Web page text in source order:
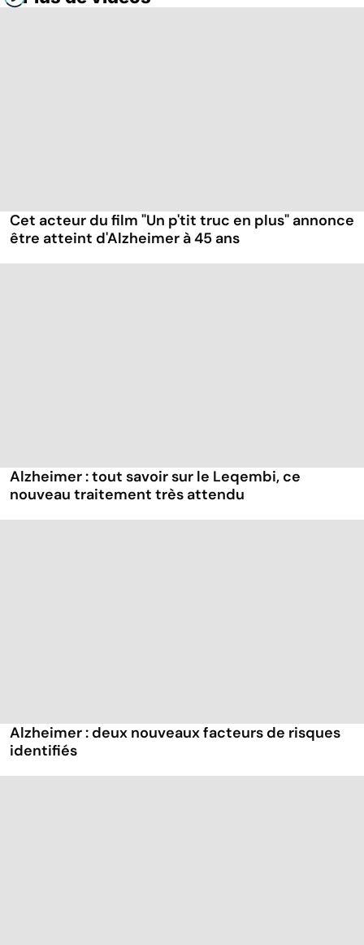
Cet acteur du film "Un p'tit truc en plus" annonce
être atteint d'Alzheimer à 45 ans
Alzheimer : tout savoir sur le Leqembi, ce
nouveau traitement très attendu
Alzheimer : deux nouveaux facteurs de risques
identifiés